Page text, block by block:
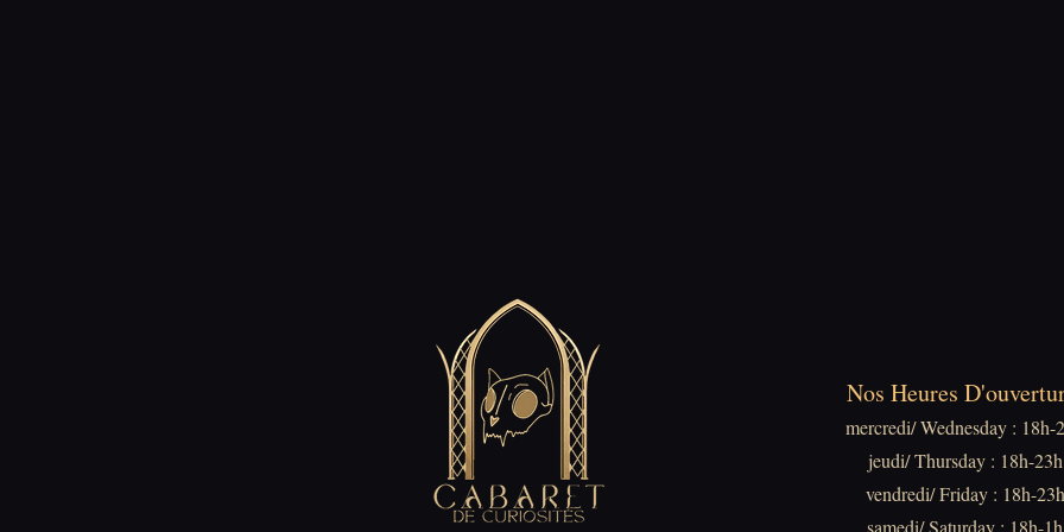
Nos Heures
mercredi/ Wednesday : 18h-
jeudi/ Thursday : 18h-23h
vendredi/ Friday : 18h-23h
samedi/ Saturday : 18h-1h